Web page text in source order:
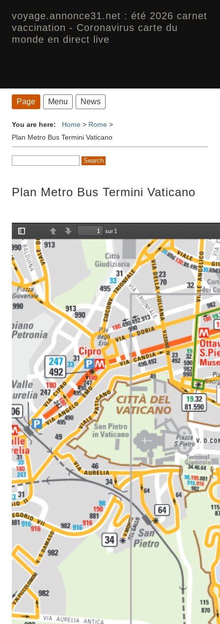
voyage.annonce31.net : été 2026 carnet
vaccination - Coronavirus carte du
monde en direct live
Page Menu News
You are here: Home > Rome >
Plan Metro Bus Termini Vaticano
Plan Metro Bus Termini Vaticano